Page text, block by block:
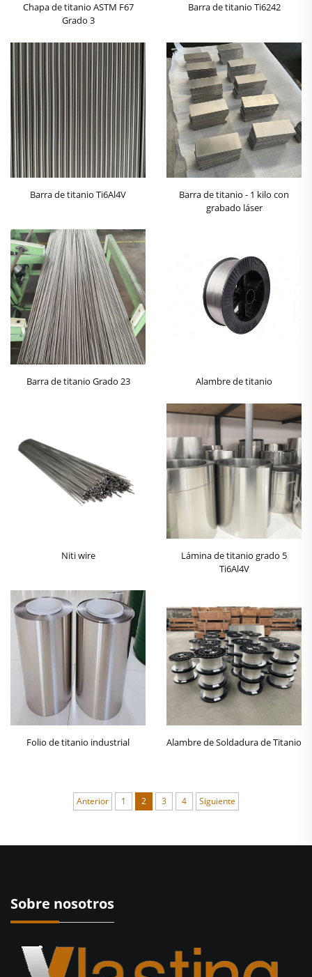
Chapa de titanio ASTM F67
Grado 3
Barra de titanio Ti6242
Barra de titanio Ti6Al4V
Barra de titanio - 1 kilo con
grabado láser
Barra de titanio Grado 23 Alambre de titanio
Niti wire
Lámina de titanio grado 5
Ti6Al4V
Folio de titanio industrial Alambre de Soldadura de Titanio
Anterior 1 2 3 4 Siguiente
Sobre nosotros